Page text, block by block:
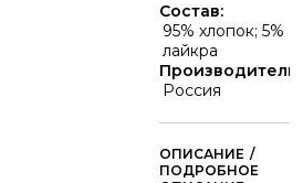
Состав:
95% хлопок; 5%
лайкра
Производитель:
Россия
/